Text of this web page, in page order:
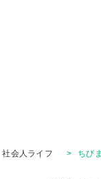
社会人ライフ > ちび